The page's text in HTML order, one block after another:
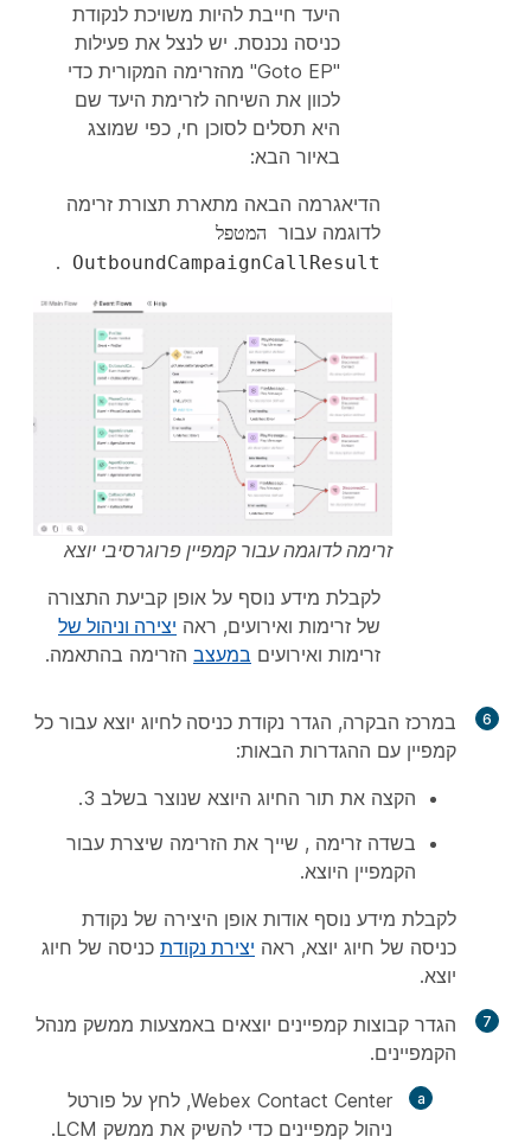
היעד חייבת להיות משויכת לנקודת
כניסה נכנסת. יש לנצל את פעילות
"Goto EP" מהזרימה המקורית כדי
לכוון את השיחה לזרימת היעד שם
היא תסלים לסוכן חי, כפי שמוצג
באיור הבא:
הדיאגרמה הבאה מתארת תצורת זרימה
לדוגמה עבור המטפל
OutboundCampaignCallResult
.
זרימה לדוגמה עבור קמפיין פרוגרסיבי יוצא
לקבלת מידע נוסף על אופן קביעת התצורה
של זרימות ואירועים, ראה יצירה וניהול של
זרימות ואירועים במעצב הזרימה בהתאמה.
6 במרכז הבקרה, הגדר נקודת כניסה לחיוג יוצא עבור כל
קמפיין עם ההגדרות הבאות:
הקצה את תור החיוג היוצא שנוצר בשלב 3.
בשדה זרימה , שייך את הזרימה שיצרת עבור
הקמפיין היוצא.
לקבלת מידע נוסף אודות אופן היצירה של נקודת
כניסה של חיוג יוצא, ראה יצירת נקודת כניסה של חיוג
יוצא.
7
הגדר קבוצות קמפיינים יוצאים באמצעות ממשק מנהל
הקמפיינים.
Webex Contact Center, לחץ על
פורטל
ניהול קמפיינים כדי להשיק את ממשק LCM.